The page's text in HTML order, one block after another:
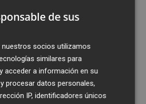
de sus
socios utilizamos
similares para
acceder a información en su
procesar datos personales,
IP, identificadores únicos